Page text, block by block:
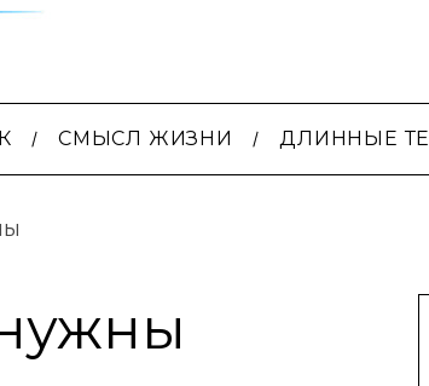
СМЫСЛ ЖИЗНИ ДЛИННЫЕ